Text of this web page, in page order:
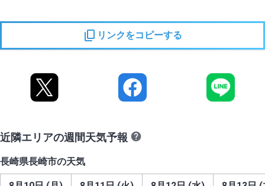
リンクをコピーする
近隣エリアの週間天気予報
長崎県長崎市の天気